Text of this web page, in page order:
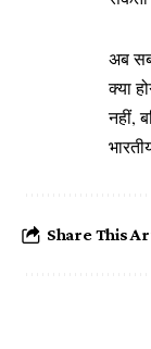
अब
क्या
नहीं,
Share This